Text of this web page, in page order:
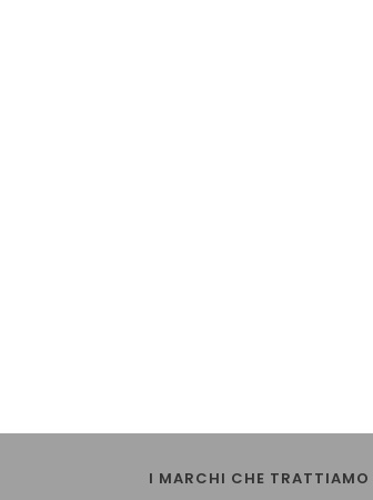
I MARCHI CHE TRATTIAMO